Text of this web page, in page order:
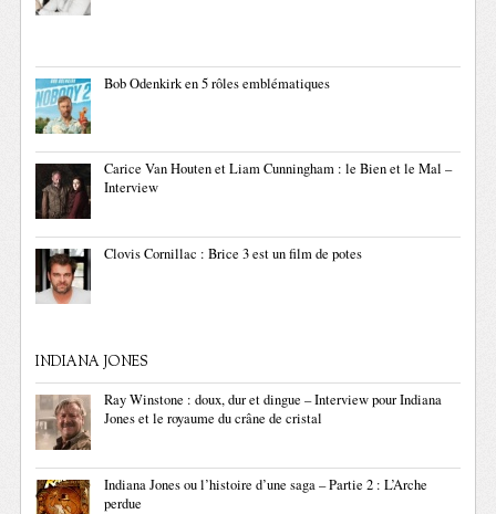
Bob Odenkirk en 5 rôles emblématiques
Carice Van Houten et Liam Cunningham : le Bien et le Mal –
Interview
Clovis Cornillac : Brice 3 est un film de potes
INDIANA JONES
Ray Winstone : doux, dur et dingue – Interview pour Indiana
Jones et le royaume du crâne de cristal
Indiana Jones ou l’histoire d’une saga – Partie 2 : L’Arche
perdue